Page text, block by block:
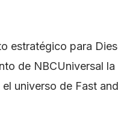
estratégico para
de NBCUniversal
universo de Fast